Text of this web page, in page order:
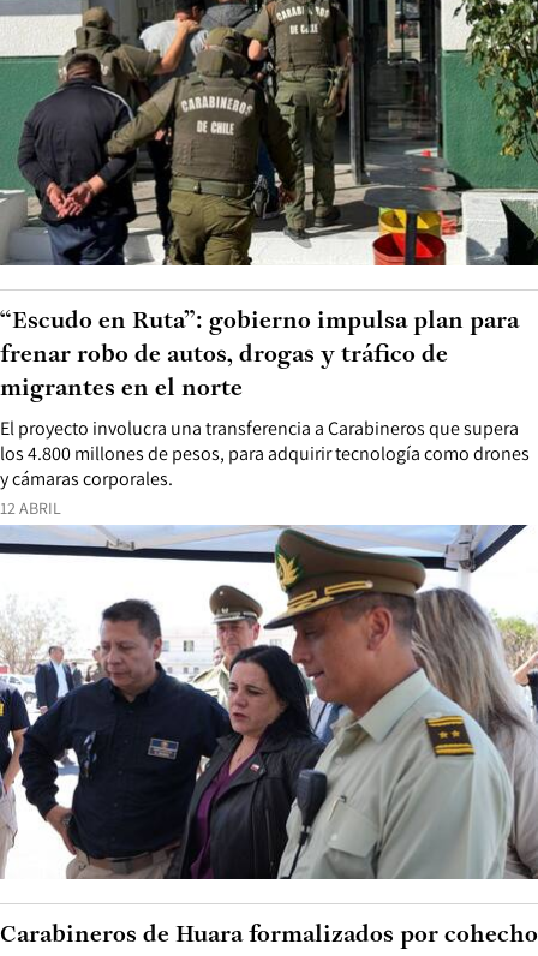
12 ABRIL
El proyecto involucra una transferencia a Carabineros que supera
los 4.800 millones de pesos, para adquirir tecnología como drones
y cámaras corporales.
“Escudo en Ruta”: gobierno impulsa plan para
frenar robo de autos, drogas y tráfico de
migrantes en el norte
Carabineros de Huara formalizados por cohecho